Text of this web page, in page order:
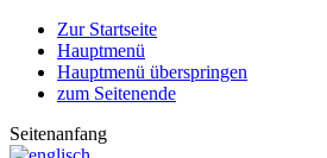
Zur Startseite
Hauptmenü
Hauptmenü überspringen
zum Seitenende
Seitenanfang